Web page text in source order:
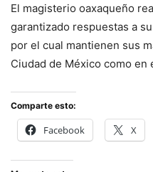
El magisterio oaxaqueño
garantizado respuestas a
por el cual mantienen sus
Ciudad de México como en
Comparte esto:
Facebook X